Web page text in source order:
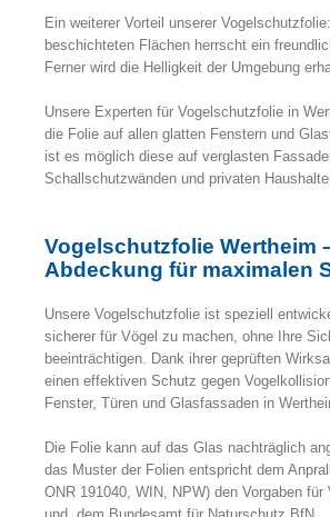
Ein weiterer Vorteil unserer
beschichteten Flächen herrscht ein
Ferner wird die Helligkeit der Umgebung
Unsere Experten für Vogelschutzfolie in
die Folie auf allen glatten Fenstern und
ist es möglich diese auf verglasten
Schallschutzwänden und privaten
Vogelschutzfolie Wertheim
Abdeckung für maximalen
Unsere Vogelschutzfolie ist speziell
sicherer für Vögel zu machen, ohne Ihre
beeinträchtigen. Dank ihrer geprüften
einen effektiven Schutz gegen
Fenster, Türen und Glasfassaden in
Die Folie kann auf das Glas nachträglich
das Muster der Folien entspricht dem
ONR 191040, WIN, NPW) den Vorgaben für